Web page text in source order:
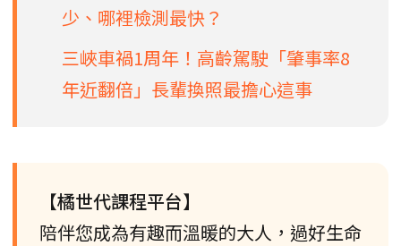
少、哪裡檢測最快？
三峽車禍1周年！高齡駕駛「肇事率8
年近翻倍」長輩換照最擔心這事
【橘世代課程平台】
陪伴您成為有趣而溫暖的大人，過好生命